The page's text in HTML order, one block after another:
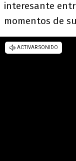
interesante
momentos de